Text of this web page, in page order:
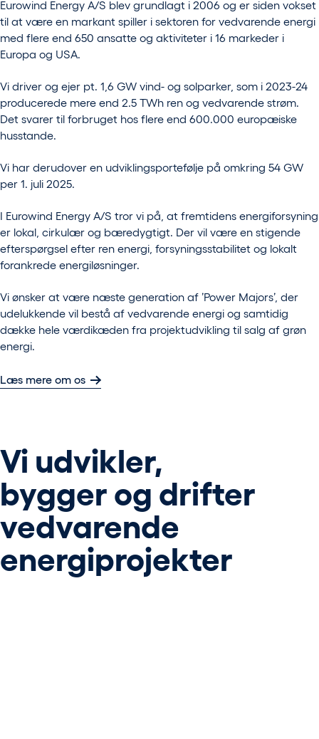
Eurowind Energy A/S blev grundlagt i 2006 og er siden vokset
til at være en markant spiller i sektoren for vedvarende energi
med flere end 650 ansatte og aktiviteter i 16 markeder i
Europa og USA.
Vi driver og ejer pt. 1,6 GW vind- og solparker, som i 2023-24
producerede mere end 2.5 TWh ren og vedvarende strøm.
Det svarer til forbruget hos flere end 600.000 europæiske
husstande.
Vi har derudover en udviklingsportefølje på omkring 54 GW
per 1. juli 2025.
I Eurowind Energy A/S tror vi på, at fremtidens energiforsyning
er lokal, cirkulær og bæredygtigt. Der vil være en stigende
efterspørgsel efter ren energi, forsyningsstabilitet og lokalt
forankrede energiløsninger.
Vi ønsker at være næste generation af ’Power Majors’, der
udelukkende vil bestå af vedvarende energi og samtidig
dække hele værdikæden fra projektudvikling til salg af grøn
energi.
Læs mere om os
Vi udvikler,
bygger og drifter
vedvarende
energiprojekter